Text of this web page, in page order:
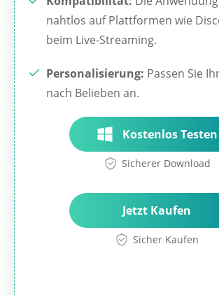
nahtlos auf Plattformen wie
beim Live-Streaming.
Personalisierung: Passen Sie
nach Belieben an.
Kostenlos Testen
Sicherer Download
Jetzt Kaufen
Sicher Kaufen